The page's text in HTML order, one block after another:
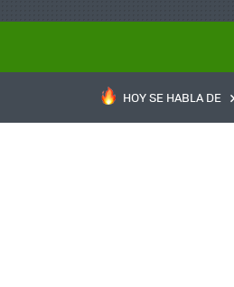
HOY SE HABLA DE